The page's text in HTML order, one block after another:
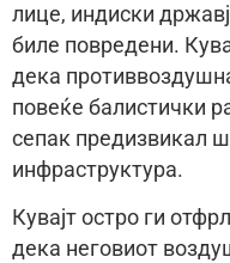
лице, индиски
биле повредени.
дека
повеќе балистички
сепак предизвикал
инфраструктура.
Кувајт остро ги
дека неговиот